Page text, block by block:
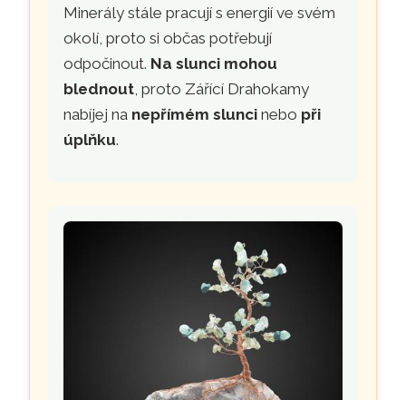
Minerály stále pracují s energií ve svém
okolí, proto si občas potřebují
odpočinout. Na slunci mohou
blednout, proto Zářící Drahokamy
nabíjej na nepřímém slunci nebo při
úplňku.